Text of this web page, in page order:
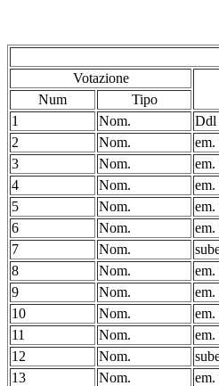
Votazione
Num Tipo
1
Nom. Ddl
2
Nom. em.
3
Nom. em.
4
Nom. em.
5
Nom. em.
6
Nom. em.
7
Nom.
8
Nom. em.
9
Nom. em.
10
Nom. em.
11
Nom. em.
12
Nom.
13
Nom. em.